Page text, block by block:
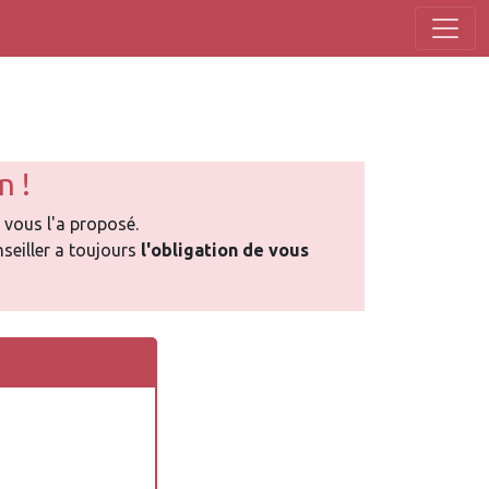
!
l'a proposé.
a toujours l'obligation de vous